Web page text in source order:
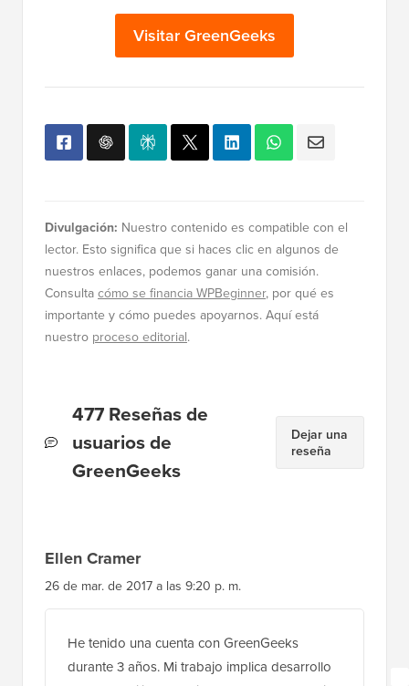
Visitar GreenGeeks
Divulgación: Nuestro contenido es compatible con el
lector. Esto significa que si haces clic en algunos de
nuestros enlaces, podemos ganar una comisión.
Consultacómo se financia WPBeginner, por qué es
importante y cómo puedes apoyarnos. Aquí está
nuestro proceso editorial.
Interacciones
del
lector
477 Reseñas de
usuarios de
GreenGeeks
Dejar una
reseña
Ellen Cramer
26 de mar. de 2017 a las 9:20 p. m.
He tenido una cuenta con GreenGeeks
durante 3 años. Mi trabajo implica desarrollo